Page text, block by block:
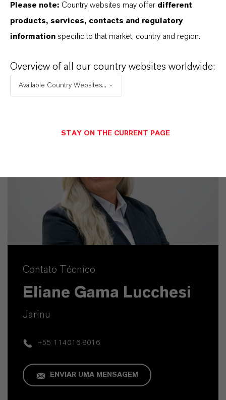
Jarinu
+55 114016-8002
ENVIAR UMA MENSAGEM
Contato Técnico
Eliane Gama Lucchesi
Jarinu
+55 114016-8016
ENVIAR UMA MENSAGEM
Please note: Country websites may offer different
products, services, contacts and regulatory
information specific to that market, country and region.
Overview of all our country websites worldwide:
Available Country Websites...
STAY ON THE CURRENT PAGE